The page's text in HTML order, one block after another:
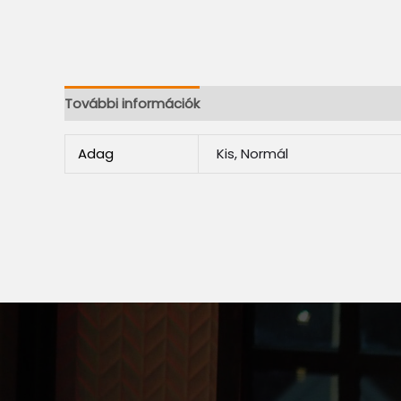
További információk
Adag Kis, Normál